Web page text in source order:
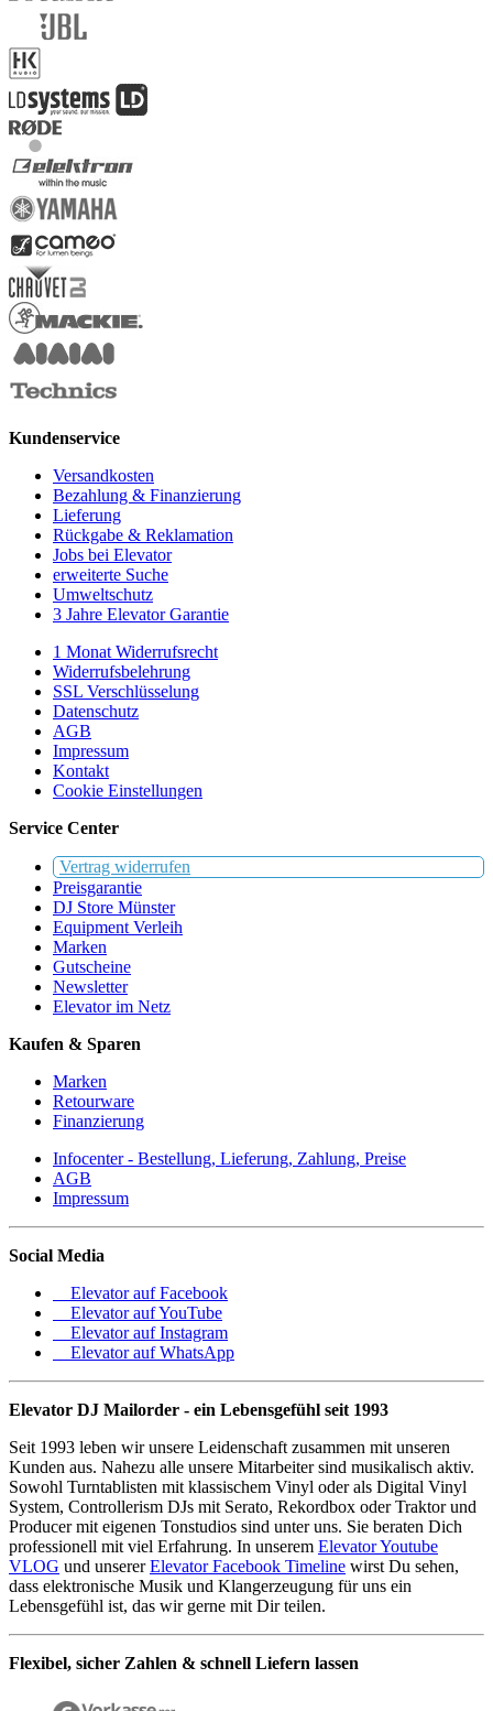
Kundenservice
Versandkosten
Bezahlung & Finanzierung
Lieferung
Rückgabe & Reklamation
Jobs bei Elevator
erweiterte Suche
Umweltschutz
3 Jahre Elevator Garantie
1 Monat Widerrufsrecht
Widerrufsbelehrung
SSL Verschlüsselung
Datenschutz
AGB
Impressum
Kontakt
Cookie Einstellungen
Service Center
Vertrag widerrufen
Preisgarantie
DJ Store Münster
Equipment Verleih
Marken
Gutscheine
Newsletter
Elevator im Netz
Kaufen & Sparen
Marken
Retourware
Finanzierung
Infocenter - Bestellung, Lieferung, Zahlung, Preise
AGB
Impressum
Social Media
Elevator auf Facebook
Elevator auf YouTube
Elevator auf Instagram
Elevator auf WhatsApp
Elevator DJ Mailorder - ein Lebensgefühl seit 1993
Seit 1993 leben wir unsere Leidenschaft zusammen mit unseren
Kunden aus. Nahezu alle unsere Mitarbeiter sind musikalisch aktiv.
Sowohl Turntablisten mit klassischem Vinyl oder als Digital Vinyl
System, Controllerism DJs mit Serato, Rekordbox oder Traktor und
Producer mit eigenen Tonstudios sind unter uns. Sie beraten Dich
professionell mit viel Erfahrung. In unserem Elevator Youtube
VLOG und unsererElevator Facebook Timeline wirst Du sehen,
dass elektronische Musik und Klangerzeugung für uns ein
Lebensgefühl ist, das wir gerne mit Dir teilen.
Flexibel, sicher Zahlen & schnell Liefern lassen